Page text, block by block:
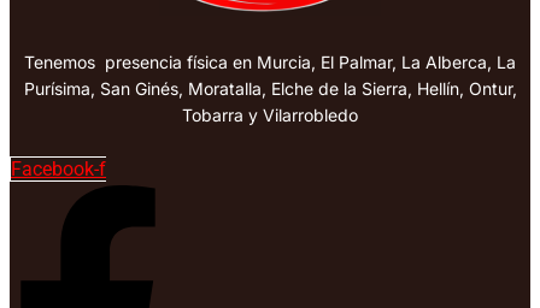
Tenemos presencia física en Murcia, El Palmar, La Alberca, La
Purísima, San Ginés, Moratalla, Elche de la Sierra, Hellín, Ontur,
Tobarra y Vilarrobledo
Facebook-f